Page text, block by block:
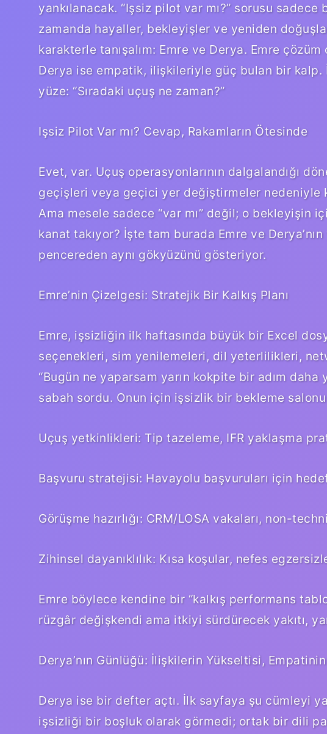
yankılanacak. “Işsiz pilot var mı?” sorusu
zamanda hayaller, bekleyişler ve yeniden
karakterle tanışalım: Emre ve Derya. Emre
Derya ise empatik, ilişkileriyle güç bulan bir
yüze: “Sıradaki uçuş ne zaman?”
Işsiz Pilot Var mı? Cevap, Rakamların Ötesinde
Evet, var. Uçuş operasyonlarının dalgalandığı
geçişleri veya geçici yer değiştirmeler
Ama mesele sadece “var mı” değil; o bekleyişin
kanat takıyor? İşte tam burada Emre ve
pencereden aynı gökyüzünü gösteriyor.
Emre’nin Çizelgesi: Stratejik Bir Kalkış Planı
Emre, işsizliğin ilk haftasında büyük bir Excel
seçenekleri, sim yenilemeleri, dil yeterlilikleri,
“Bugün ne yaparsam yarın kokpite bir adım daha
sabah sordu. Onun için işsizlik bir bekleme
Uçuş yetkinlikleri: Tip tazeleme, IFR yaklaşma
Başvuru stratejisi: Havayolu başvuruları için
Görüşme hazırlığı: CRM/LOSA vakaları, non-
Zihinsel dayanıklılık: Kısa koşular, nefes
Emre böylece kendine bir “kalkış performans
rüzgâr değişkendi ama itkiyi sürdürecek yakıtı,
Derya’nın Günlüğü: İlişkilerin Yükseltisi, Empatinin
Derya ise bir defter açtı. İlk sayfaya şu cümleyi
işsizliği bir boşluk olarak görmedi; ortak bir dili